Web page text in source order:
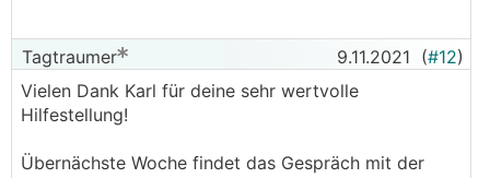
Tagtraumer 9.11.2021 (#12)
Vielen Dank Karl für deine sehr wertvolle
Hilfestellung!
Übernächste Woche findet das Gespräch mit der